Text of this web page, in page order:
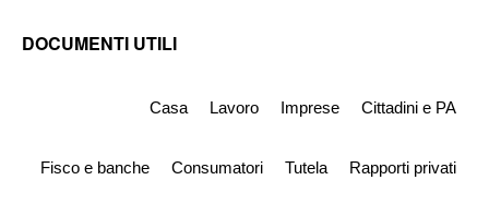
DOCUMENTI UTILI
Simile
Casa Lavoro Imprese Cittadini e PA
Fisco e banche Consumatori Tutela Rapporti privati